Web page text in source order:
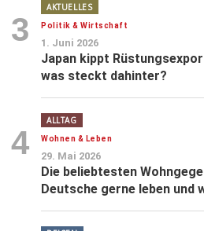
3
AKTUELLES
Politik & Wirtschaft
1. Juni 2026
Japan kippt
was steckt dahinter?
4
ALLTAG
Wohnen & Leben
29. Mai 2026
Die beliebtesten
Deutsche gerne leben und